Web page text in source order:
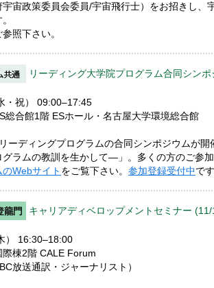
宙政策委員会委員/宇宙飛行士）をお招きし
照下さい。
リーディング大学院プログラム合同シン
・祝） 09:00–17:45
総合館1階 ESホール・名古屋大学環境総合館
ーディングプログラムの合同シンポジウムが
ラムの教訓を生かして—」。多くの方のご参
Webサイト をご覧下さい。 参加登録受付中で
キャリアディベロップメントセミナー
） 16:30–18:00
棟2階 CALE Forum
放送通訳・ジャーナリスト）